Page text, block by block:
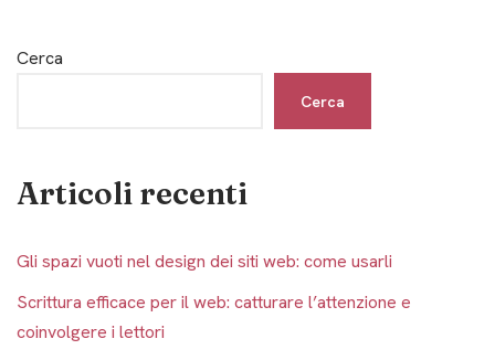
Cerca
Cerca
Articoli recenti
Gli spazi vuoti nel design dei siti web: come usarli
Scrittura efficace per il web: catturare l’attenzione e
coinvolgere i lettori